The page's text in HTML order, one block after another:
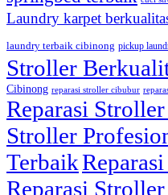
Laundry karpet
laundry terbaik cibinong pickup
Stroller
Cibinong reparasi stroller cibubur
Reparasi Stroller
Stroller
Terbaik
Reparasi